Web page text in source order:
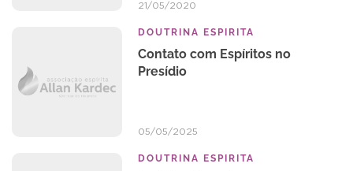
21/05/2020
DOUTRINA ESPIRITA
Contato com Espíritos no
Presídio
05/05/2025
DOUTRINA ESPIRITA